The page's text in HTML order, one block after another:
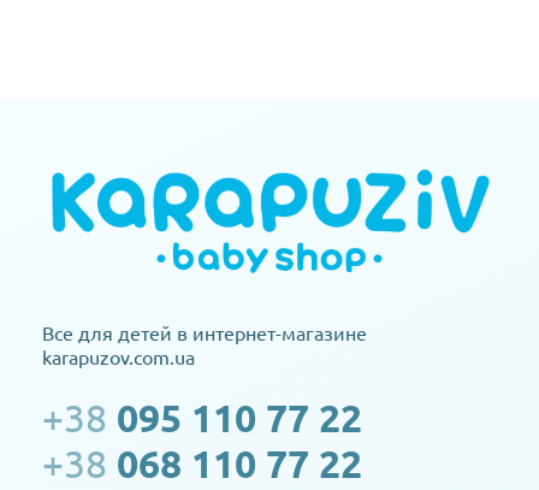
Все для детей в интернет-магазине
karapuzov.com.ua
+38 095 110 77 22
+38 068 110 77 22